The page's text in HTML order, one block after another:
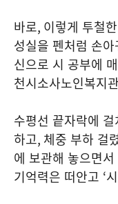
바로, 이렇게 투철
성실을 펜처럼 손
신으로 시 공부에
천시소사노인복지관
수평선 끝자락에
하고, 체중 부하 걸
에 보관해 놓으면서
기억력은 떠안고 ‘시